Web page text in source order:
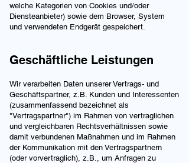
welche Kategorien von Cookies und/oder
Diensteanbieter) sowie dem Browser, System
und verwendeten Endgerät gespeichert.
Geschäftliche Leistungen
Wir verarbeiten Daten unserer Vertrags- und
Geschäftspartner, z.B. Kunden und Interessenten
(zusammenfassend bezeichnet als
"Vertragspartner") im Rahmen von vertraglichen
und vergleichbaren Rechtsverhältnissen sowie
damit verbundenen Maßnahmen und im Rahmen
der Kommunikation mit den Vertragspartnern
(oder vorvertraglich), z.B., um Anfragen zu